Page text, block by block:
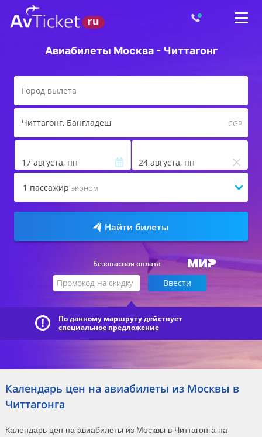
Авиабилеты Москва - Читтагонг
Читтагонг, Бангладеш CGP
17 августа, пн 24 августа, пн
1 пассажир эконом
Найти билеты
Безопасная оплата
По данному маршруту действует
специальное предложение
Календарь цен на авиабилеты из Москвы в
Читтагонга
Календарь цен на авиабилеты из Москвы в Читтагонга на